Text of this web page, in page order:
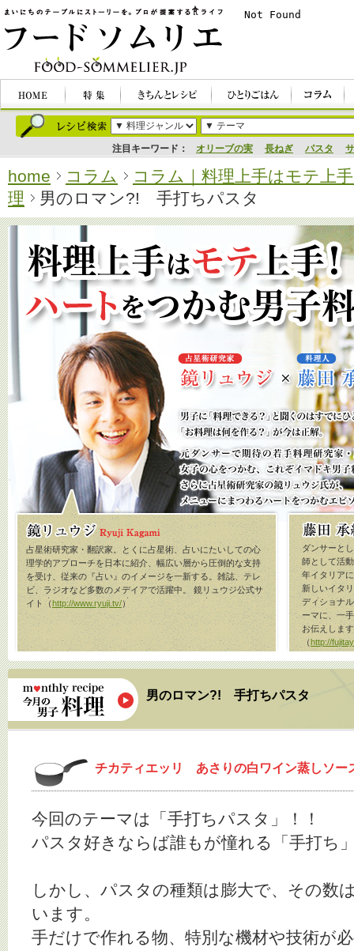
注目キーワード： オリーブの実 長ねぎ パスタ
home コラム
コラム｜料理上手はモテ上
理
男のロマン?! 手打ちパスタ
占星術研究家・翻訳家。とくに占星術、占いにたいしての心
理学的アプローチを日本に紹介、幅広い層から圧倒的な支持
を受け、従来の『占い』のイメージを一新する。雑誌、テレ
ビ、ラジオなど多数のメデイアで活躍中。 鏡リュウジ公式サ
イト（http://www.ryuji.tv/）
ダンサーと
師として活
年イタリア
新しいイタ
ディショナ
ーマに、一
お伝えしま
（http://
男のロマン?! 手打ちパスタ
チカティエッリ あさりの白ワイン蒸しソー
今回のテーマは「手打ちパスタ」！！
パスタ好きならば誰もが憧れる「手打ち
しかし、パスタの種類は膨大で、その数
います。
手だけで作れる物、特別な機材や技術が